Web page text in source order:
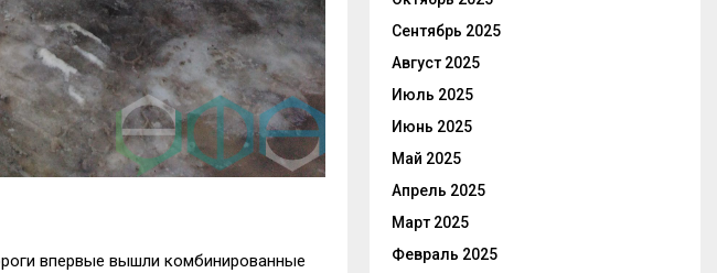
впервые вышли комбинированные
Сентябрь 2025
Август 2025
Июль 2025
Июнь 2025
Май 2025
Апрель 2025
Март 2025
Февраль 2025